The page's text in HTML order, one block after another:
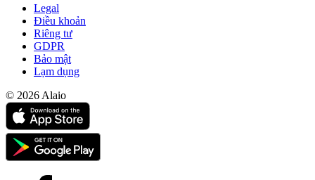
Legal
Điều khoản
Riêng tư
GDPR
Bảo mật
Lạm dụng
© 2026 Alaio